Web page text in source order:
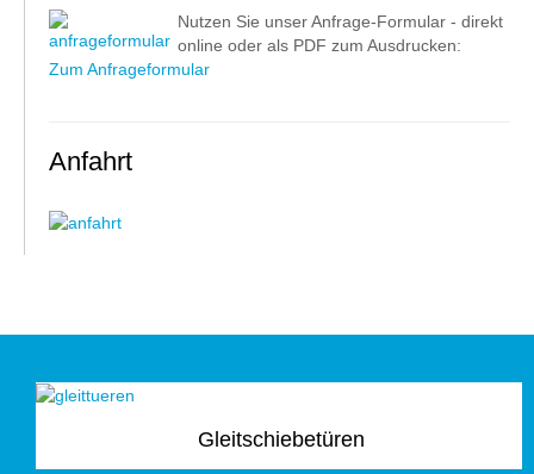
Nutzen Sie unser Anfrage-Formular - direkt
online oder als PDF zum Ausdrucken:
Zum Anfrageformular
Anfahrt
Gleitschiebetüren